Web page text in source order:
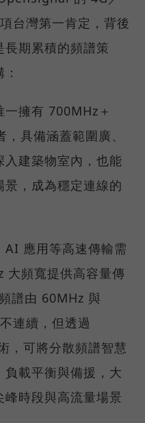
台灣第一肯定，背後
期累積的頻譜策
擁有 700MHz＋
具備涵蓋範圍廣、
入建築物室內，也能
，成為穩定連線的
AI 應用等高速傳輸需
大頻寬提供高容量傳
譜由 60MHz 與
連續，但透過
，可將分散頻譜智慧
載平衡與備援，大
時段與高流量場景